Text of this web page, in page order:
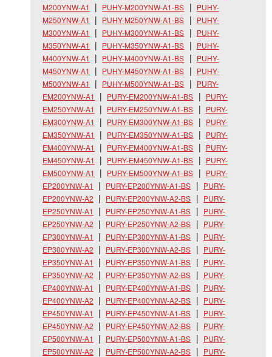
M200YNW-A1
PUHY-M200YNW-A1-BS
PUHY-
M250YNW-A1
PUHY-M250YNW-A1-BS
PUHY-
M300YNW-A1
PUHY-M300YNW-A1-BS
PUHY-
M350YNW-A1
PUHY-M350YNW-A1-BS
PUHY-
M400YNW-A1
PUHY-M400YNW-A1-BS
PUHY-
M450YNW-A1
PUHY-M450YNW-A1-BS
PUHY-
M500YNW-A1
PUHY-M500YNW-A1-BS
PURY-
EM200YNW-A1
PURY-EM200YNW-A1-BS
PURY-
EM250YNW-A1
PURY-EM250YNW-A1-BS
PURY-
EM300YNW-A1
PURY-EM300YNW-A1-BS
PURY-
EM350YNW-A1
PURY-EM350YNW-A1-BS
PURY-
EM400YNW-A1
PURY-EM400YNW-A1-BS
PURY-
EM450YNW-A1
PURY-EM450YNW-A1-BS
PURY-
EM500YNW-A1
PURY-EM500YNW-A1-BS
PURY-
EP200YNW-A1
PURY-EP200YNW-A1-BS
PURY-
EP200YNW-A2
PURY-EP200YNW-A2-BS
PURY-
EP250YNW-A1
PURY-EP250YNW-A1-BS
PURY-
EP250YNW-A2
PURY-EP250YNW-A2-BS
PURY-
EP300YNW-A1
PURY-EP300YNW-A1-BS
PURY-
EP300YNW-A2
PURY-EP300YNW-A2-BS
PURY-
EP350YNW-A1
PURY-EP350YNW-A1-BS
PURY-
EP350YNW-A2
PURY-EP350YNW-A2-BS
PURY-
EP400YNW-A1
PURY-EP400YNW-A1-BS
PURY-
EP400YNW-A2
PURY-EP400YNW-A2-BS
PURY-
EP450YNW-A1
PURY-EP450YNW-A1-BS
PURY-
EP450YNW-A2
PURY-EP450YNW-A2-BS
PURY-
EP500YNW-A1
PURY-EP500YNW-A1-BS
PURY-
EP500YNW-A2
PURY-EP500YNW-A2-BS
PURY-